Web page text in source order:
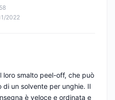
2022
loro smalto peel-off, che può
di un solvente per unghie. Il
è veloce e ordinata e